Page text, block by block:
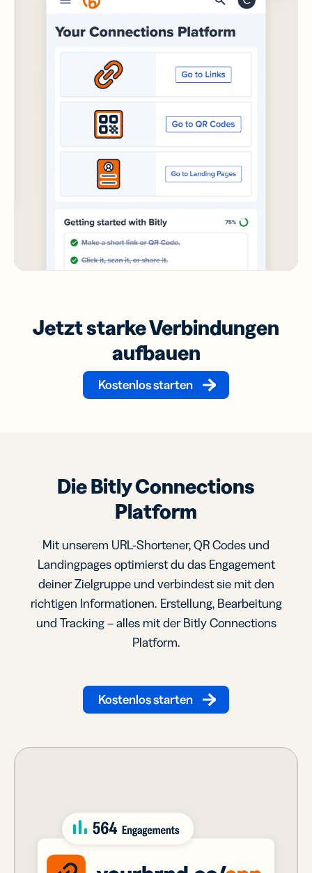
Jetzt starke Verbindungen
aufbauen
Kostenlos starten
Die Bitly Connections
Platform
Mit unserem URL-Shortener, QR Codes und
Landingpages optimierst du das Engagement
deiner Zielgruppe und verbindest sie mit den
richtigen Informationen. Erstellung, Bearbeitung
und Tracking – alles mit der Bitly Connections
Platform.
Kostenlos starten